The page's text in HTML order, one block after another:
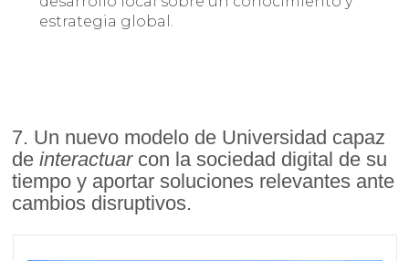
estrategia global.
7. Un nuevo modelo de Universidad capaz
deinteractuarcon la sociedad digital de su
tiempo y aportar soluciones relevantes ante
cambios disruptivos.